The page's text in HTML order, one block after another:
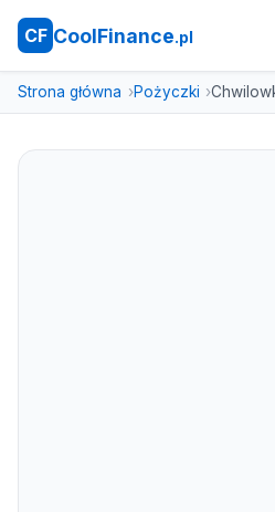
CF CoolFinance.pl
Strona główna Pożyczki